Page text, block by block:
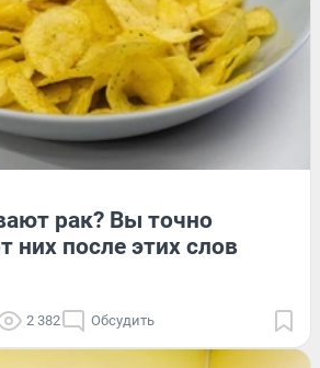
рак? Вы точно
них после этих слов
2 382 Обсудить